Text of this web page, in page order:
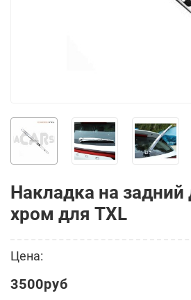
Накладка на задний
хром для TXL
Цена:
3500руб